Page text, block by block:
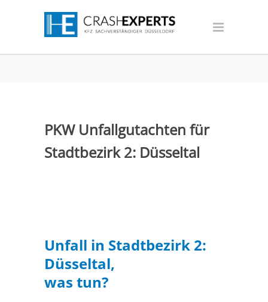
PKW Unfallgutachten für
Stadtbezirk 2: Düsseltal
Unfall in Stadtbezirk 2:
Düsseltal,
was tun?